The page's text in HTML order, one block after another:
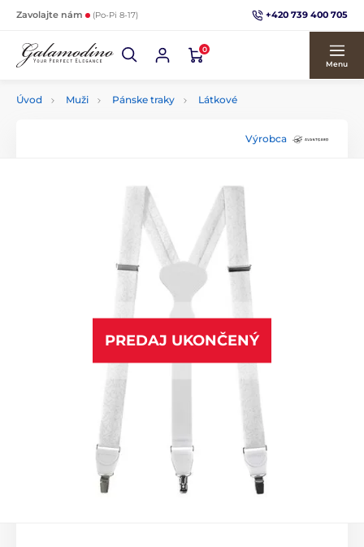
Zavolajte nám (Po-Pi 8-17) +420 739 400 705
0
Menu
Úvod Muži Pánske traky Látkové
Výrobca
PREDAJ UKONČENÝ